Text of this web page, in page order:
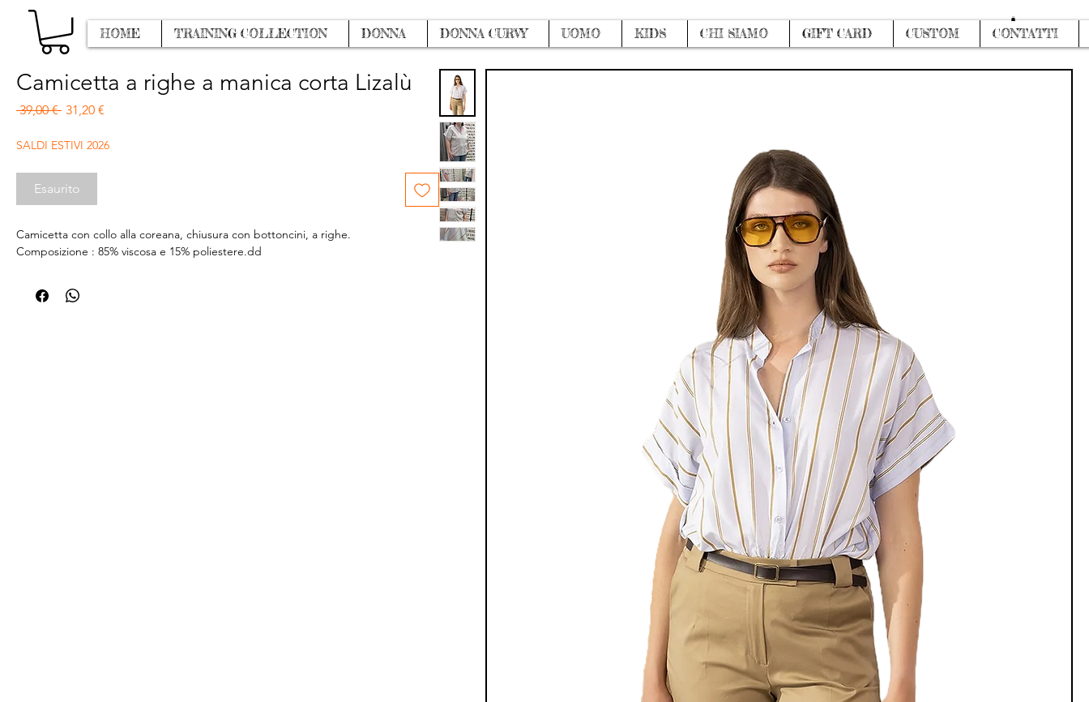
Accedi
HOME TRAINING COLLECTION DONNA DONNA CURVY UOMO KIDS CHI SIAMO GIFT CARD CUSTOM CONTATTI
Camicetta a righe a manica corta Lizalù
39,00 € Prezzo regolare
31,20 €
SALDI ESTIVI 2026
Esaurito
Camicetta con collo alla coreana, chiusura con bottoncini, a righe.
Composizione : 85% viscosa e 15% poliestere.dd